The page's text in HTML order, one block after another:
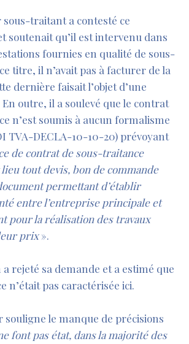
traitant a contesté ce
soutenait qu’il est intervenu dans
fournies en qualité de sous-
titre, il n’avait pas à facturer de la
dernière faisait l’objet d’une
outre, il a soulevé que le contrat
n’est soumis à aucun formalisme
TVA-DECLA-10-10-20) prévoyant
de contrat de sous-traitance
tout devis, bon de commande
permettant d’établir
entre l’entreprise principale et
pour la réalisation des travaux
prix».
a rejeté sa demande et a estimé que
n’était pas caractérisée ici.
souligne le manque de précisions
font pas état, dans la majorité des